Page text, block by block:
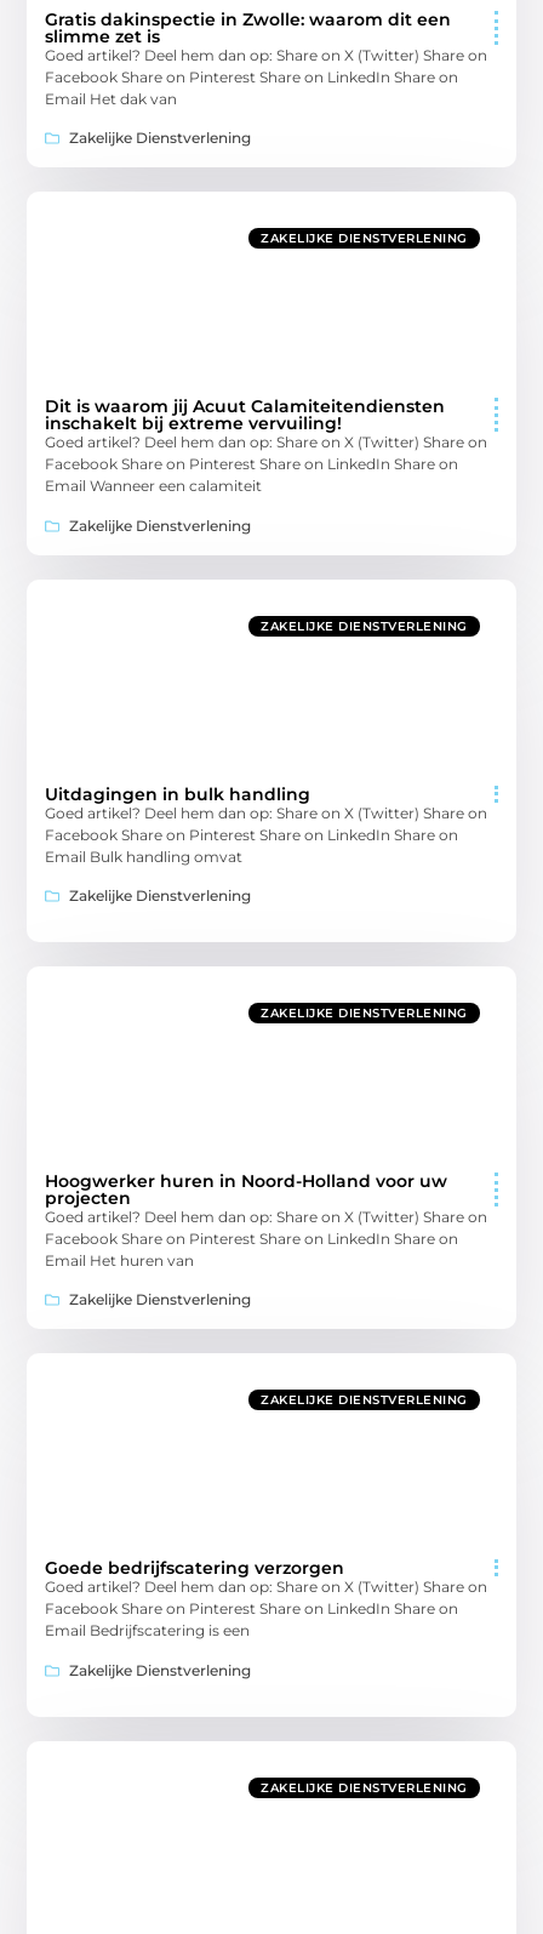
Gratis dakinspectie in Zwolle: waarom dit een
slimme zet is
Goed artikel? Deel hem dan op: Share on X (Twitter) Share on
Facebook Share on Pinterest Share on LinkedIn Share on
Email Het dak van
Zakelijke Dienstverlening
ZAKELIJKE DIENSTVERLENING
Dit is waarom jij Acuut Calamiteitendiensten
inschakelt bij extreme vervuiling!
Goed artikel? Deel hem dan op: Share on X (Twitter) Share on
Facebook Share on Pinterest Share on LinkedIn Share on
Email Wanneer een calamiteit
Zakelijke Dienstverlening
ZAKELIJKE DIENSTVERLENING
Uitdagingen in bulk handling
Goed artikel? Deel hem dan op: Share on X (Twitter) Share on
Facebook Share on Pinterest Share on LinkedIn Share on
Email Bulk handling omvat
Zakelijke Dienstverlening
ZAKELIJKE DIENSTVERLENING
Hoogwerker huren in Noord-Holland voor uw
projecten
Goed artikel? Deel hem dan op: Share on X (Twitter) Share on
Facebook Share on Pinterest Share on LinkedIn Share on
Email Het huren van
Zakelijke Dienstverlening
ZAKELIJKE DIENSTVERLENING
Goede bedrijfscatering verzorgen
Goed artikel? Deel hem dan op: Share on X (Twitter) Share on
Facebook Share on Pinterest Share on LinkedIn Share on
Email Bedrijfscatering is een
Zakelijke Dienstverlening
ZAKELIJKE DIENSTVERLENING